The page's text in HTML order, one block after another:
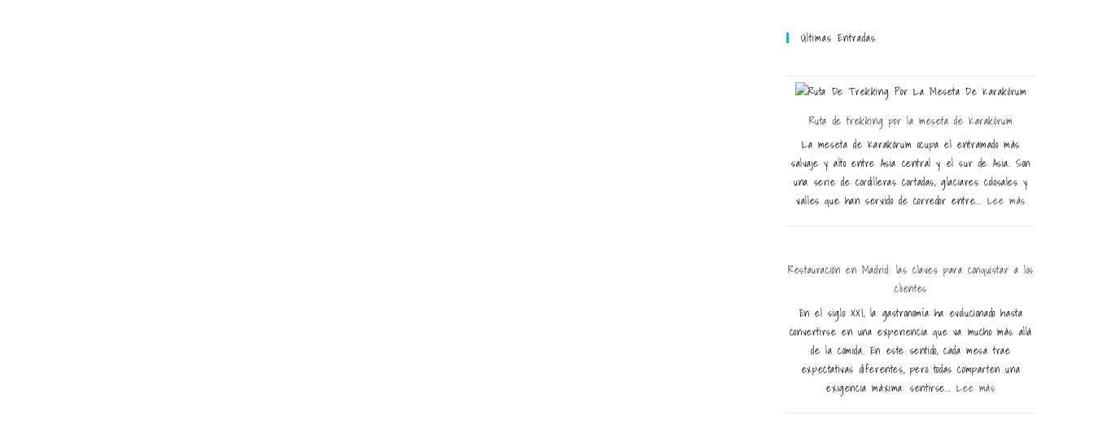
Últimas Entradas
Ruta de trekking por la meseta de Karakórum
La meseta de Karakórum ocupa el entramado más
salvaje y alto entre Asia central y el sur de Asia. Son
una serie de cordilleras cortadas, glaciares colosales y
valles que han servido de corredor entre... Lee más
Restauración en Madrid: las claves para conquistar a los
clientes
En el siglo XXI, la gastronomía ha evolucionado hasta
convertirse en una experiencia que va mucho más allá
de la comida. En este sentido, cada mesa trae
expectativas diferentes, pero todas comparten una
exigencia máxima: sentirse...Lee más